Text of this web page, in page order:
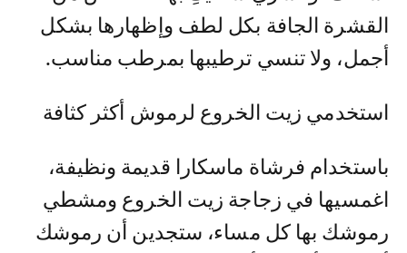
القشرة الجافة بكل لطف وإظهارها بشكل
أجمل، ولا تنسي ترطيبها بمرطب مناسب.
استخدمي زيت الخروع لرموش أكثر كثافة
باستخدام فرشاة ماسكارا قديمة ونظيفة،
اغمسيها في زجاجة زيت الخروع ومشطي
رموشك بها كل مساء، ستجدين أن رموشك